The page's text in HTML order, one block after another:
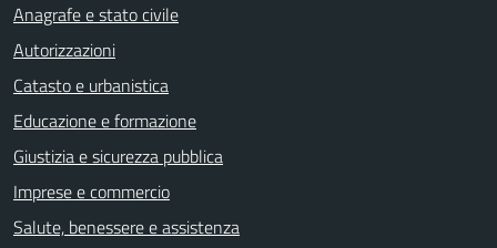
Anagrafe e stato civile
Autorizzazioni
Catasto e urbanistica
Educazione e formazione
Giustizia e sicurezza pubblica
Imprese e commercio
Salute, benessere e assistenza